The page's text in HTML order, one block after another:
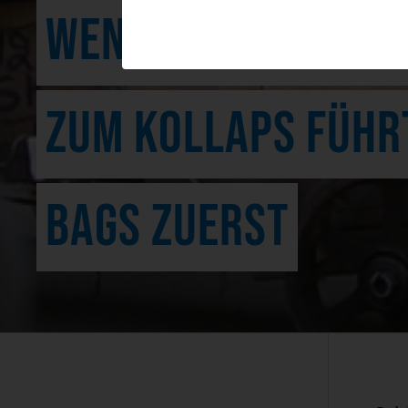
WENN
ZUM KOLLAPS
BAGS ZUERST